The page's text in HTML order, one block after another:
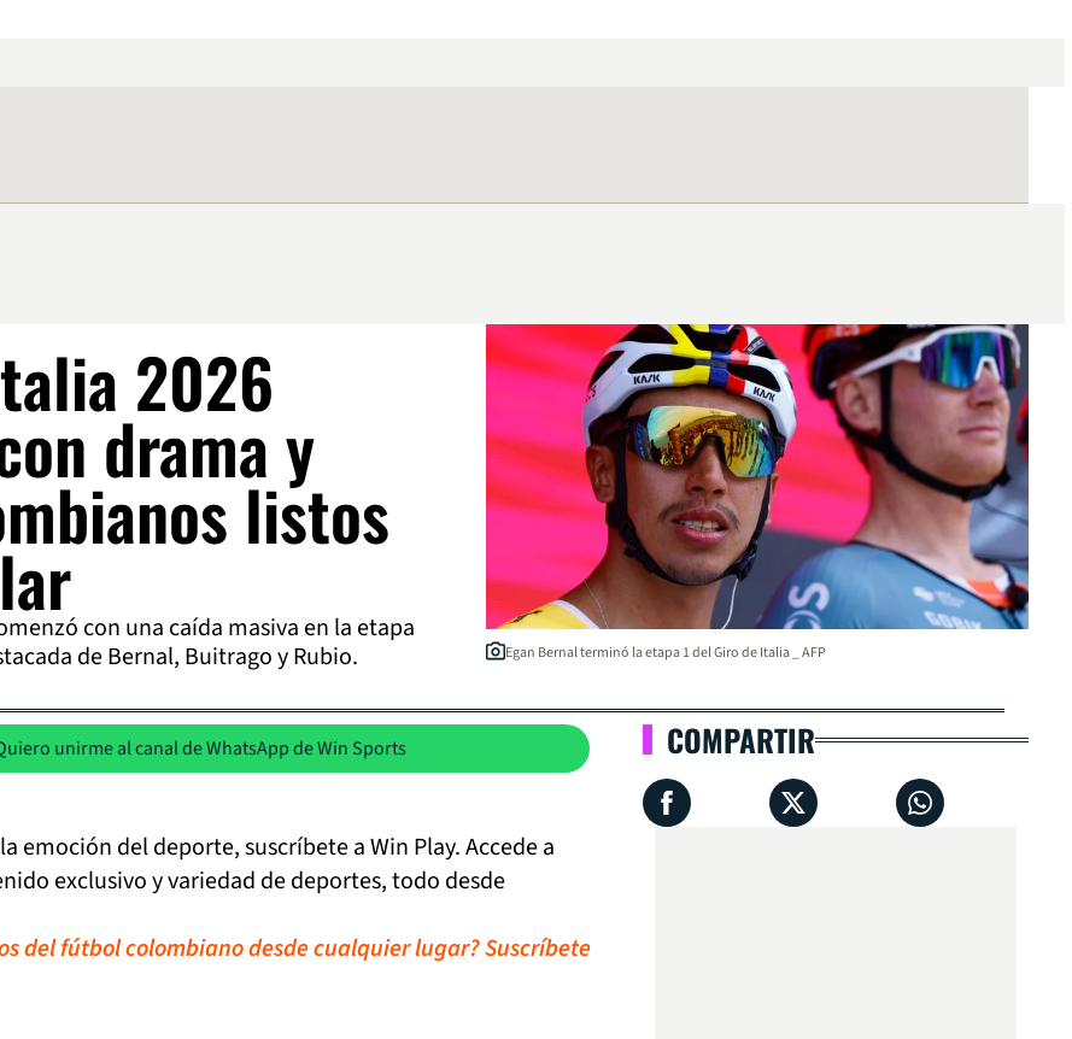
2026
drama y
listos
con una caída masiva en la etapa
de Bernal, Buitrago y Rubio.
Egan Bernal terminó la etapa 1 del Giro de Italia _ AFP
unirme al canal de WhatsApp de Win Sports
emoción del deporte, suscríbete a Win Play. Accede a
exclusivo y variedad de deportes, todo desde
del fútbol colombiano desde cualquier lugar? Suscríbete
COMPARTIR